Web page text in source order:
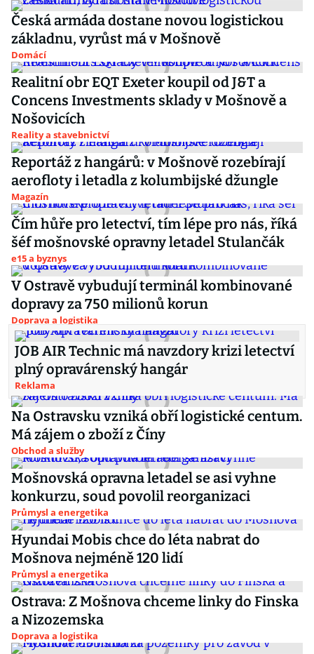
Česká armáda dostane novou logistickou
základnu, vyrůst má v Mošnově
Domácí
Realitní obr EQT Exeter koupil od J&T a
Concens Investments sklady v Mošnově a
Nošovicích
Reality a stavebnictví
Reportáž z hangárů: v Mošnově rozebírají
aerofloty i letadla z kolumbijské džungle
Magazín
Čím hůře pro letectví, tím lépe pro nás, říká
šéf mošnovské opravny letadel Stulančák
e15 a byznys
V Ostravě vybudují terminál kombinované
dopravy za 750 milionů korun
Doprava a logistika
JOB AIR Technic má navzdory krizi letectví
plný opravárenský hangár
Reklama
Na Ostravsku vzniká obří logistické centum.
Má zájem o zboží z Číny
Obchod a služby
Mošnovská opravna letadel se asi vyhne
konkurzu, soud povolil reorganizaci
Průmysl a energetika
Hyundai Mobis chce do léta nabrat do
Mošnova nejméně 120 lidí
Průmysl a energetika
Ostrava: Z Mošnova chceme linky do Finska
a Nizozemska
Doprava a logistika